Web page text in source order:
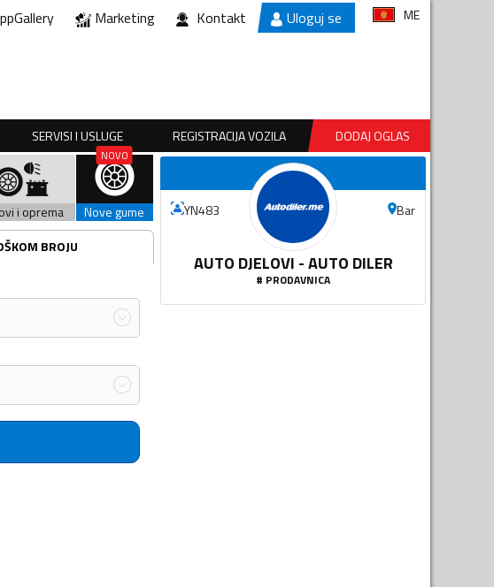
Marketing Kontakt Uloguj se ME
SERVISI I USLUGE REGISTRACIJA VOZILA DODAJ OGLAS
i oprema
Nove gume
BROJU
YN483 Bar
AUTO DJELOVI - AUTO DILER
# PRODAVNICA